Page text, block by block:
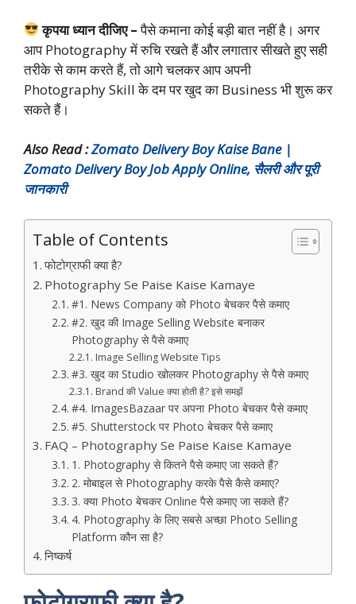
कृपया ध्यान दीजिए –पैसे कमाना कोई बड़ी बात नहीं है। अगर
आप Photography में रुचि रखते हैं और लगातार सीखते हुए सही
तरीके से काम करते हैं, तो आगे चलकर आप अपनी
Photography Skill के दम पर खुद का Business भी शुरू कर
सकते हैं।
Also Read :Zomato Delivery Boy Kaise Bane |
Zomato Delivery Boy Job Apply Online, सैलरी और पूरी
जानकारी
Table of Contents
फोटोग्राफी क्या है?
Photography Se Paise Kaise Kamaye
#1. News Company को Photo बेचकर पैसे कमाए
#2. खुद की Image Selling Website बनाकर
Photography से पैसे कमाए
Image Selling Website Tips
#3. खुद का Studio खोलकर Photography से पैसे कमाए
Brand की Value क्या होती है? इसे समझें
#4. ImagesBazaar पर अपना Photo बेचकर पैसे कमाए
#5. Shutterstock पर Photo बेचकर पैसे कमाए
FAQ – Photography Se Paise Kaise Kamaye
1. Photography से कितने पैसे कमाए जा सकते हैं?
2. मोबाइल से Photography करके पैसे कैसे कमाए?
3. क्या Photo बेचकर Online पैसे कमाए जा सकते हैं?
4. Photography के लिए सबसे अच्छा Photo Selling
Platform कौन सा है?
निष्कर्ष